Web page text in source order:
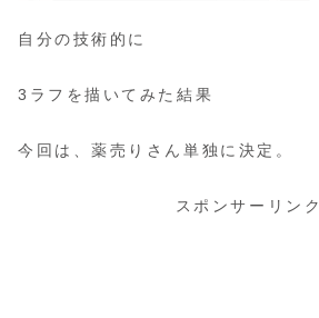
自分の技術的に
3ラフを描いてみた結果
今回は、薬売りさん単独に決定。
スポンサーリンク